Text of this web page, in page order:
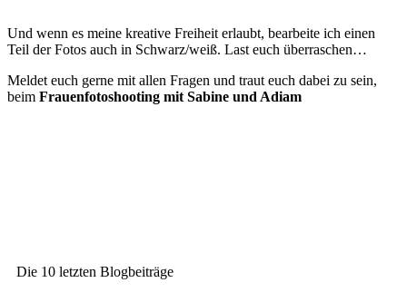
Und wenn es meine kreative Freiheit erlaubt, bearbeite ich einen
Teil der Fotos auch in Schwarz/weiß. Last euch überraschen…
Meldet euch gerne mit allen Fragen und traut euch dabei zu sein,
beim Frauenfotoshooting mit Sabine und Adiam
Die 10 letzten Blogbeiträge